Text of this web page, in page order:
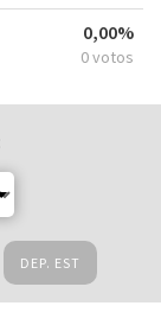
0,00%
0 votos
DEP. EST